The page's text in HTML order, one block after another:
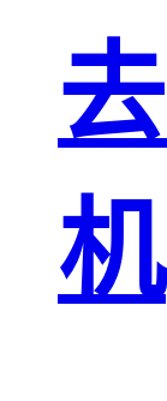
机